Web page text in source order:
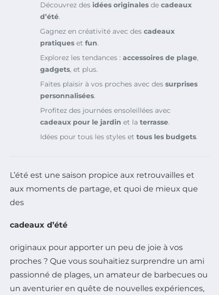
Découvrez des idées originales de cadeaux
d’été.
Gagnez en créativité avec des cadeaux
pratiques et fun.
Explorez les tendances : accessoires de plage,
gadgets, et plus.
Faites plaisir à vos proches avec des surprises
personnalisées.
Profitez des journées ensoleillées avec
cadeaux pour le jardin et la terrasse.
Idées pour tous les styles et tous les budgets.
L’été est une saison propice aux retrouvailles et
aux moments de partage, et quoi de mieux que
des
cadeaux d’été
originaux pour apporter un peu de joie à vos
proches ? Que vous souhaitiez surprendre un ami
passionné de plages, un amateur de barbecues ou
un aventurier en quête de nouvelles expériences,